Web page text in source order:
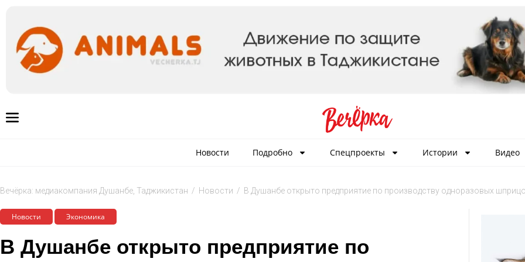
Новости Подробно Спецпроекты Истории Видео
Вечёрка: медиакомпания Душанбе, Таджикистан / Новости / В Душанбе открыто предприятие по производству одноразовых
Новости Экономика
В Душанбе открыто предприятие по